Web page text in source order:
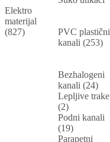
Elektro
materijal
(827)
PVC plastični
kanali (253)
Bezhalogeni
kanali (24)
Lepljive trake
(2)
Podni kanali
(19)
Parapetni